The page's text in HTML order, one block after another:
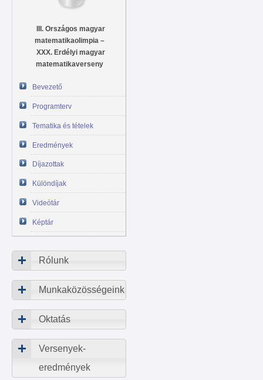
III. Országos magyar
matematikaolimpia –
XXX. Erdélyi magyar
matematikaverseny
Bevezető
Programterv
Tematika és tételek
Eredmények
Díjazottak
Különdíjak
Videótár
Képtár
Rólunk
Munkaközösségeink
Oktatás
Versenyek-
eredmények